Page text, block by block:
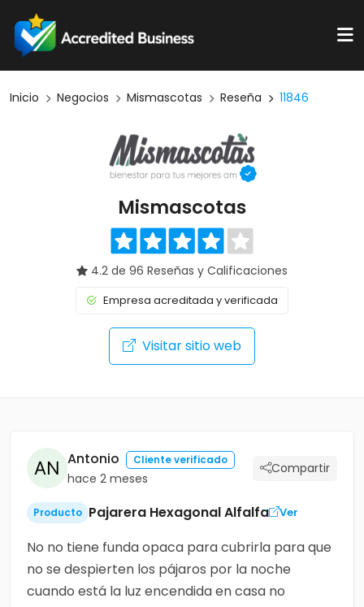
Inicio Negocios Mismascotas Reseña 11846
Mismascotas
4.2 de 96 Reseñas y Calificaciones
Empresa acreditada y verificada
Visitar sitio web
Antonio Cliente verificado
hace 2 meses
Compartir
Producto Pajarera Hexagonal Alfalfa Ver
No no tiene funda opaca para cubrirla para que
no se despierten los pájaros por la noche
cuando está la luz encendida en casa no